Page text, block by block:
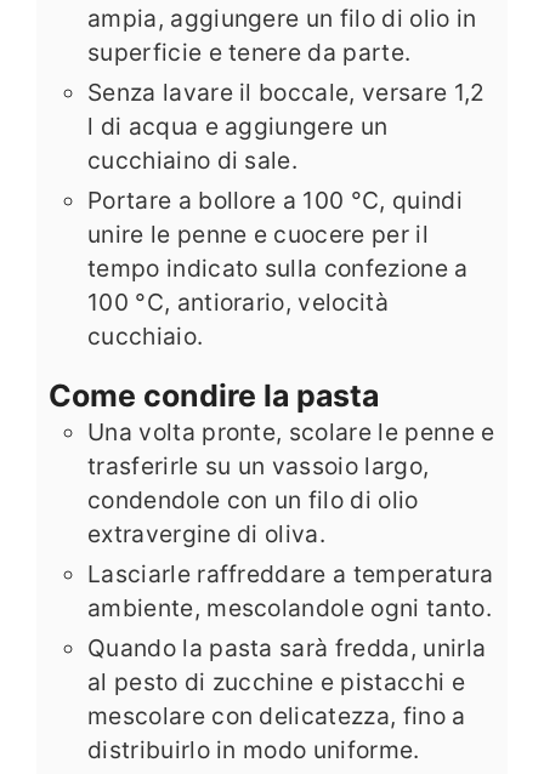
ampia, aggiungere un filo di olio in
superficie e tenere da parte.
Senza lavare il boccale, versare 1,2
l di acqua e aggiungere un
cucchiaino di sale.
Portare a bollore a 100 °C, quindi
unire le penne e cuocere per il
tempo indicato sulla confezione a
100 °C, antiorario, velocità
cucchiaio.
Come condire la pasta
Una volta pronte, scolare le penne e
trasferirle su un vassoio largo,
condendole con un filo di olio
extravergine di oliva.
Lasciarle raffreddare a temperatura
ambiente, mescolandole ogni tanto.
Quando la pasta sarà fredda, unirla
al pesto di zucchine e pistacchi e
mescolare con delicatezza, fino a
distribuirlo in modo uniforme.